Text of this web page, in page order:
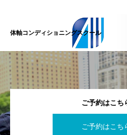
体軸コンディショニングスクール
ご予約はこち
ご予約はこち